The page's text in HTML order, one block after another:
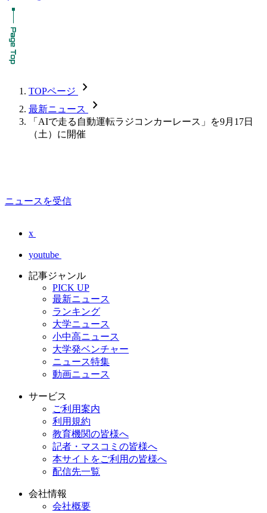
TOPページ chevron_forward
最新ニュース chevron_forward
「AIで走る自動運転ラジコンカーレース」を9月17日
（土）に開催
ニュースを受信
x
youtube
記事ジャンル
PICK UP
最新ニュース
ランキング
大学ニュース
小中高ニュース
大学発ベンチャー
ニュース特集
動画ニュース
サービス
ご利用案内
利用規約
教育機関の皆様へ
記者・マスコミの皆様へ
本サイトをご利用の皆様へ
配信先一覧
会社情報
会社概要